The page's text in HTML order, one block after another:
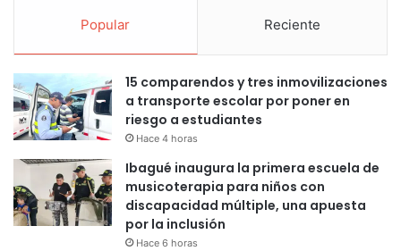
Popular Reciente
15 comparendos y tres inmovilizaciones
a transporte escolar por poner en
riesgo a estudiantes
Hace 4 horas
Ibagué inaugura la primera escuela de
musicoterapia para niños con
discapacidad múltiple, una apuesta
por la inclusión
Hace 6 horas